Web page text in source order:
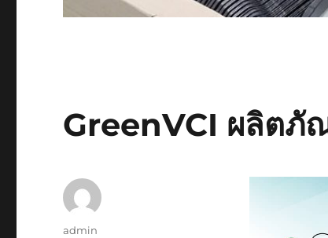
GreenVCI ผลิตภั
Author
admin